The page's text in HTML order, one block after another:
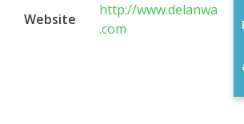
Website
http://www.delanwa
.com